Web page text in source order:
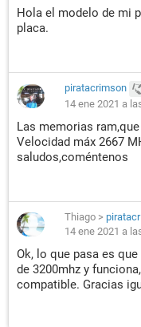
Hola el modelo de mi
placa.
piratacrimson
14 ene 2021 a
Las memorias
Velocidad máx 2667
saludos,coméntenos
Thiago >
14 ene 2021 a
Ok, lo que pasa es
de 3200mhz y
compatible. Gracias